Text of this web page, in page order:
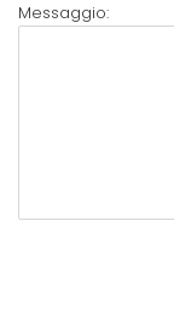
Messaggio: